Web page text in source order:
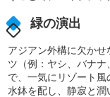
緑の演出
アジアン外構に欠か
ツ（例：ヤシ、バナ
で、一気にリゾート
水鉢を配し、静寂と潤